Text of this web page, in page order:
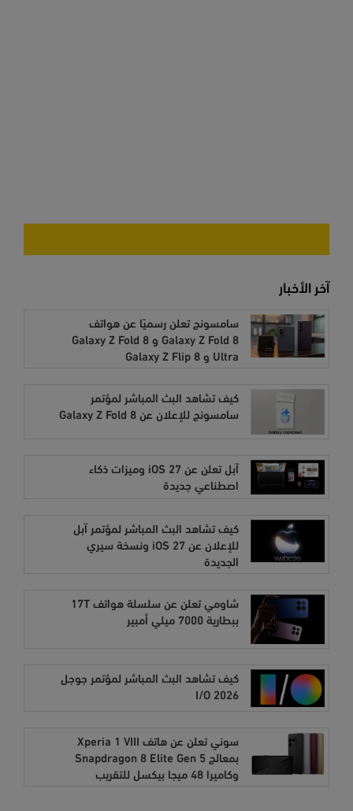
آخر الأخبار
سامسونج تعلن رسميًا عن هواتف
Galaxy Z Fold 8 و Galaxy Z Fold 8
Ultra و Galaxy Z Flip 8
كيف تشاهد البث المباشر لمؤتمر
سامسونج للإعلان عن Galaxy Z Fold 8
آبل تعلن عن iOS 27 وميزات ذكاء
اصطناعي جديدة
كيف تشاهد البث المباشر لمؤتمر آبل
للإعلان عن iOS 27 ونسخة سيري
الجديدة
شاومي تعلن عن سلسلة هواتف 17T
ببطارية 7000 ميلي أمبير
كيف تشاهد البث المباشر لمؤتمر جوجل
I/O 2026
سوني تعلن عن هاتف Xperia 1 VIII
بمعالج Snapdragon 8 Elite Gen 5
وكاميرا 48 ميجا بيكسل للتقريب